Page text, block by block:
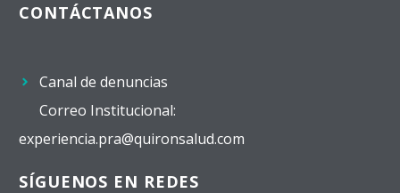
CONTÁCTANOS
Canal de denuncias
Correo Institucional:
experiencia.pra@quironsalud.com
SÍGUENOS EN REDES